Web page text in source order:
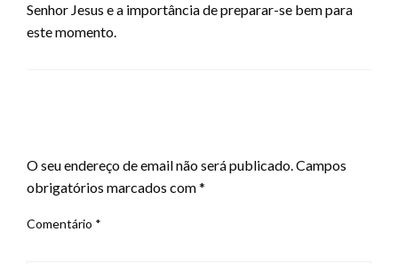
Senhor Jesus e a importância de preparar-se bem para
este momento.
O seu endereço de email não será publicado.Campos
obrigatórios marcados com*
Comentário *